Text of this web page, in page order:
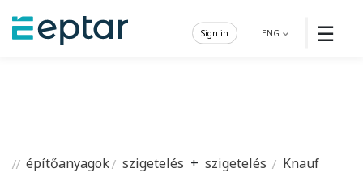
☰
ENG
Sign in
építőanyagok szigetelés + szigetelés
Knauf